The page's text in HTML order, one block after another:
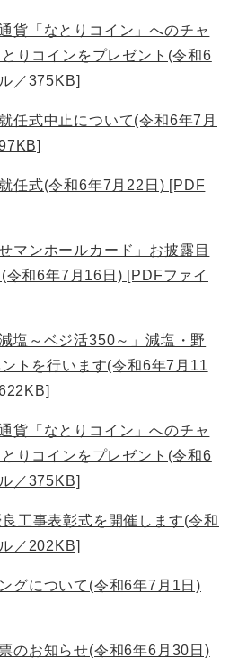
貨「なとりコイン」へのチャ
りコインをプレゼント(令和6
／375KB]
任式中止について(令和6年7月
任式(令和6年7月22日) [PDF
マンホールカード」お披露目
令和6年7月16日) [PDFファイ
塩～ベジ活350～」減塩・野
トを行います(令和6年7月11
貨「なとりコイン」へのチャ
りコインをプレゼント(令和6
／375KB]
工事表彰式を開催します(令和
／202KB]
グについて(令和6年7月1日)
のお知らせ(令和6年6月30日)